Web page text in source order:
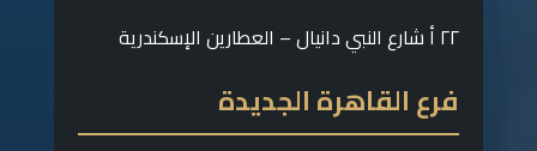
٢٢ أ شارع النبي دانيال – العطارين الإسكندرية
فرع القاهرة الجديدة